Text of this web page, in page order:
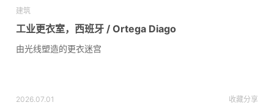
建筑
工业更衣室，西班牙 / Ortega Diago
由光线塑造的更衣迷宫
2026.07.01 收藏分享